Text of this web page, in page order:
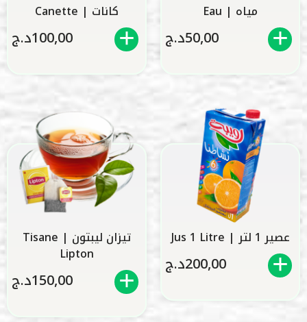
مياه | Eau
50,00د.ج
كانات | Canette
100,00د.ج
عصير 1 لتر | Jus 1 Litre
200,00د.ج
تيزان ليبتون | Tisane
Lipton
150,00د.ج